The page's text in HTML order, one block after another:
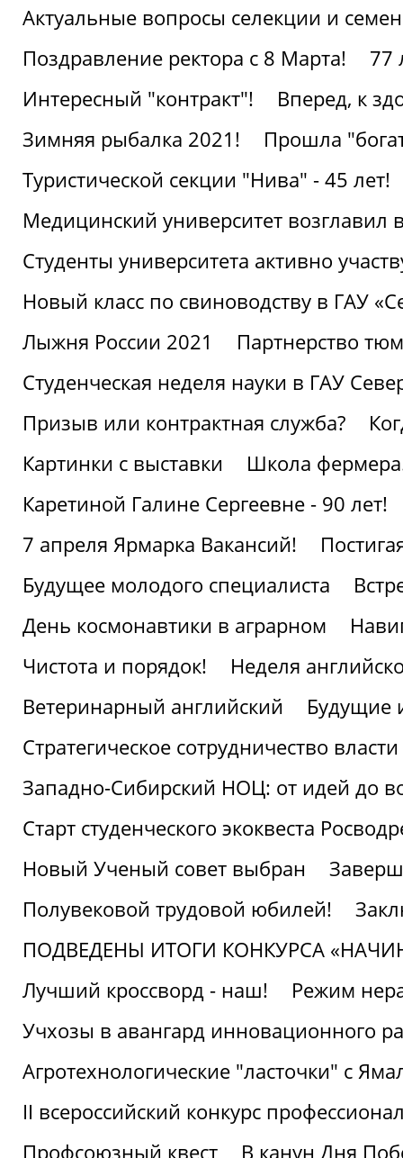
Актуальные вопросы селекции и
Поздравление ректора с 8 Марта!
77
Интересный "контракт"!
Вперед, к
Зимняя рыбалка 2021!
Прошла
Туристической секции "Нива" - 45 лет!
Медицинский университет возглавил
Студенты университета активно
Новый класс по свиноводству в ГАУ
Лыжня России 2021
Партнерство
Студенческая неделя науки в ГАУ
Призыв или контрактная служба?
Картинки с выставки
Школа
Каретиной Галине Сергеевне - 90 лет!
7 апреля Ярмарка Вакансий!
Будущее молодого специалиста
День космонавтики в аграрном
Чистота и порядок!
Неделя
Ветеринарный английский
Будущие
Стратегическое сотрудничество
Западно-Сибирский НОЦ: от идей до
Старт студенческого экоквеста
Новый Ученый совет выбран
Полувековой трудовой юбилей!
ПОДВЕДЕНЫ ИТОГИ КОНКУРСА
Лучший кроссворд - наш!
Режим
Учхозы в авангард инновационного
Агротехнологические "ласточки" с
II всероссийский конкурс
Профсоюзный квест
В канун Дня